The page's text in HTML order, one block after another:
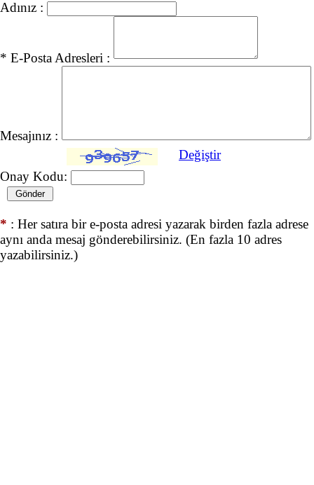
Adınız :
* E-Posta Adresleri :
Mesajınız :
Değiştir
Onay Kodu:
* : Her satıra bir e-posta adresi yazarak birden fazla adrese
aynı anda mesaj gönderebilirsiniz. (En fazla 10 adres
yazabilirsiniz.)